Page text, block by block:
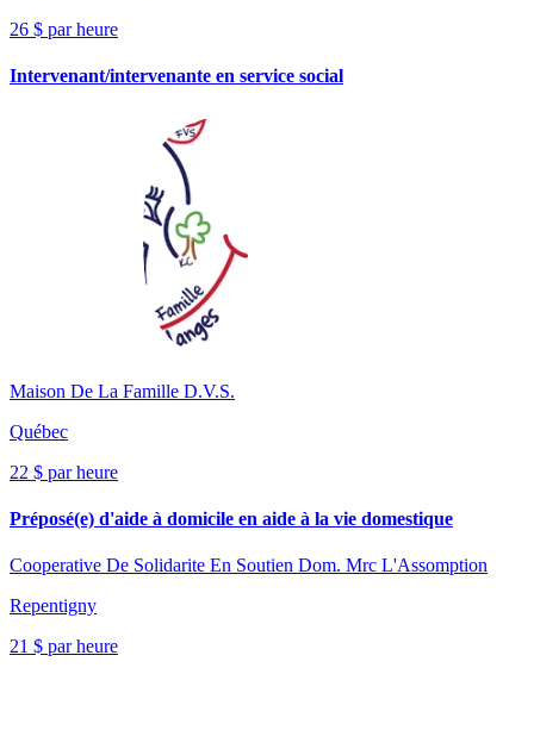
26 $ par heure
Intervenant/intervenante en service social
Maison De La Famille D.V.S.
Québec
22 $ par heure
Préposé(e) d'aide à domicile en aide à la vie domestique
Cooperative De Solidarite En Soutien Dom. Mrc L'Assomption
Repentigny
21 $ par heure